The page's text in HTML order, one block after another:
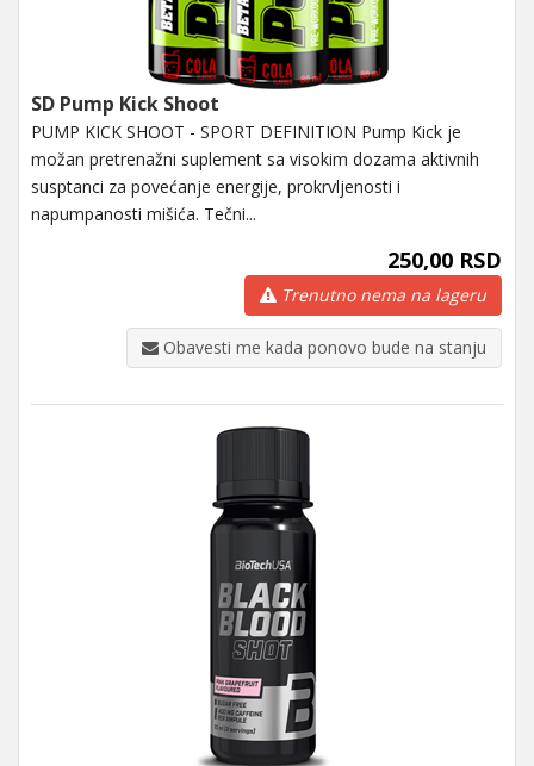
SD Pump Kick Shoot
PUMP KICK SHOOT - SPORT DEFINITION Pump Kick je
možan pretrenažni suplement sa visokim dozama aktivnih
susptanci za povećanje energije, prokrvljenosti i
napumpanosti mišića. Tečni...
250,00 RSD
Trenutno nema na lageru
Obavesti me kada ponovo bude na stanju